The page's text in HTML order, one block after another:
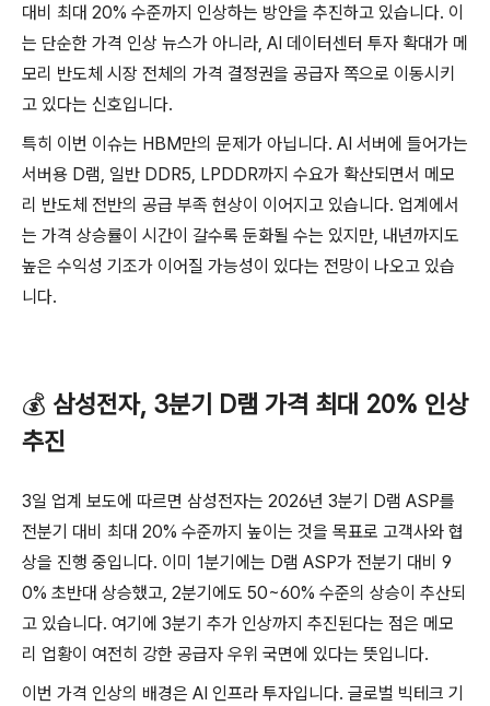
대비 최대 20% 수준까지 인상하는 방안을 추진하고 있습니다. 이
는 단순한 가격 인상 뉴스가 아니라, AI 데이터센터 투자 확대가 메
모리 반도체 시장 전체의 가격 결정권을 공급자 쪽으로 이동시키
고 있다는 신호입니다.
특히 이번 이슈는 HBM만의 문제가 아닙니다. AI 서버에 들어가는
서버용 D램, 일반 DDR5, LPDDR까지 수요가 확산되면서 메모
리 반도체 전반의 공급 부족 현상이 이어지고 있습니다. 업계에서
는 가격 상승률이 시간이 갈수록 둔화될 수는 있지만, 내년까지도
높은 수익성 기조가 이어질 가능성이 있다는 전망이 나오고 있습
니다.
💰 삼성전자, 3분기 D램 가격 최대 20% 인상
추진
3일 업계 보도에 따르면 삼성전자는 2026년 3분기 D램 ASP를
전분기 대비 최대 20% 수준까지 높이는 것을 목표로 고객사와 협
상을 진행 중입니다. 이미 1분기에는 D램 ASP가 전분기 대비 9
0% 초반대 상승했고, 2분기에도 50~60% 수준의 상승이 추산되
고 있습니다. 여기에 3분기 추가 인상까지 추진된다는 점은 메모
리 업황이 여전히 강한 공급자 우위 국면에 있다는 뜻입니다.
이번 가격 인상의 배경은 AI 인프라 투자입니다. 글로벌 빅테크 기